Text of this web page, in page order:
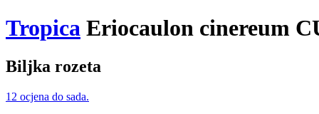
Tropica Eriocaulon cinereum
Biljka rozeta
12 ocjena do sada.